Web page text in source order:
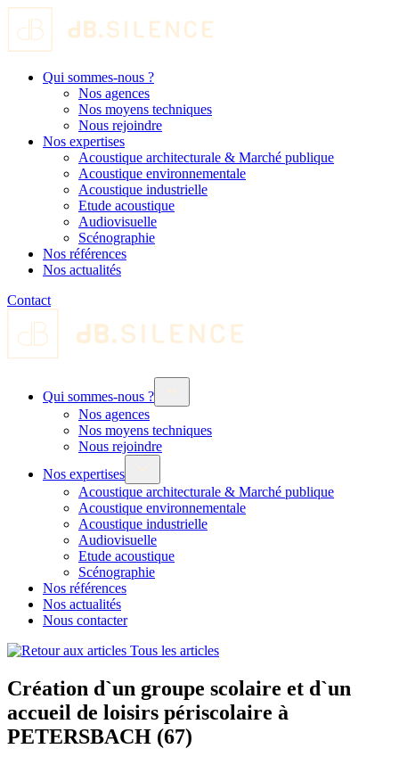
Qui sommes-nous ?
Nos agences
Nos moyens techniques
Nous rejoindre
Nos expertises
Acoustique architecturale & Marché publique
Acoustique environnementale
Acoustique industrielle
Etude acoustique
Audiovisuelle
Scénographie
Nos références
Nos actualités
Contact
Qui sommes-nous ?
Nos agences
Nos moyens techniques
Nous rejoindre
Nos expertises
Acoustique architecturale & Marché publique
Acoustique environnementale
Acoustique industrielle
Audiovisuelle
Etude acoustique
Scénographie
Nos références
Nos actualités
Nous contacter
Tous les articles
Création d`un groupe scolaire et d`un
accueil de loisirs périscolaire à
PETERSBACH (67)